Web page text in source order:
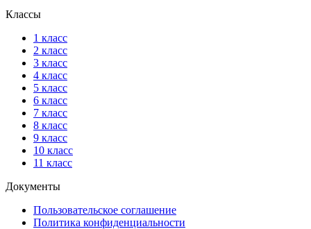
Классы
1 класс
2 класс
3 класс
4 класс
5 класс
6 класс
7 класс
8 класс
9 класс
10 класс
11 класс
Документы
Пользовательское соглашение
Политика конфиденциальности